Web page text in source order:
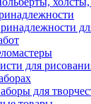
для
для